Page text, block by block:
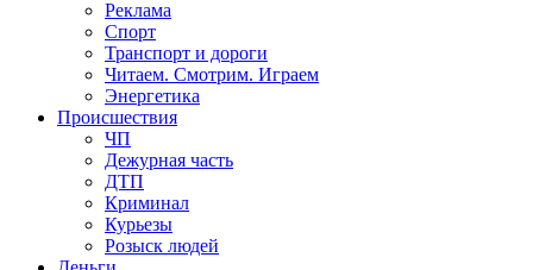
Реклама
Спорт
Транспорт и дороги
Читаем. Смотрим. Играем
Энергетика
Происшествия
ЧП
Дежурная часть
ДТП
Криминал
Курьезы
Розыск людей